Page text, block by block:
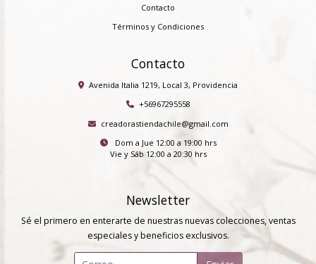
Contacto
Términos y Condiciones
Contacto
Avenida Italia 1219, Local 3, Providencia
+56967295558
creadorastiendachile@gmail.com
Dom a Jue 12:00 a 19:00 hrs
Vie y Sáb 12:00 a 20:30 hrs
Newsletter
Sé el primero en enterarte de nuestras nuevas colecciones, ventas
especiales y beneficios exclusivos.